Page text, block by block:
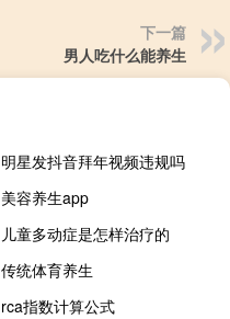
下一篇
男人吃什么能养生
明星发抖音拜年视频违规吗
美容养生app
儿童多动症是怎样治疗的
传统体育养生
rca指数计算公式